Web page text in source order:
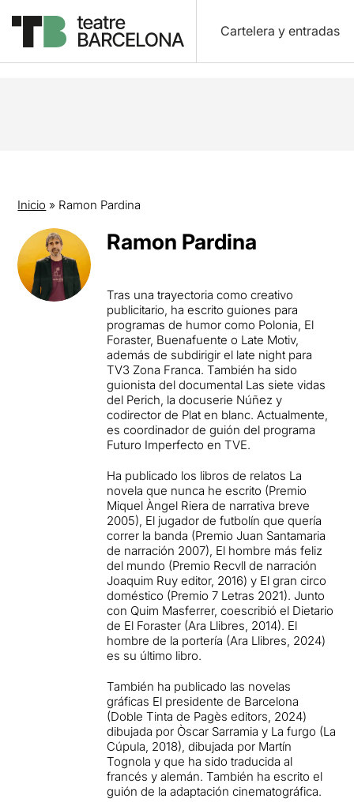
Cartelera y entradas
Inicio » Ramon Pardina
Ramon Pardina
Tras una trayectoria como creativo
publicitario, ha escrito guiones para
programas de humor como Polonia, El
Foraster, Buenafuente o Late Motiv,
además de subdirigir el late night para
TV3 Zona Franca. También ha sido
guionista del documental Las siete vidas
del Perich, la docuserie Núñez y
codirector de Plat en blanc. Actualmente,
es coordinador de guión del programa
Futuro Imperfecto en TVE.
Ha publicado los libros de relatos La
novela que nunca he escrito (Premio
Miquel Àngel Riera de narrativa breve
2005), El jugador de futbolín que quería
correr la banda (Premio Juan Santamaria
de narración 2007), El hombre más feliz
del mundo (Premio Recvll de narración
Joaquim Ruy editor, 2016) y El gran circo
doméstico (Premio 7 Letras 2021). Junto
con Quim Masferrer, coescribió el Dietario
de El Foraster (Ara Llibres, 2014). El
hombre de la portería (Ara Llibres, 2024)
es su último libro.
También ha publicado las novelas
gráficas El presidente de Barcelona
(Doble Tinta de Pagès editors, 2024)
dibujada por Òscar Sarramia y La furgo (La
Cúpula, 2018), dibujada por Martín
Tognola y que ha sido traducida al
francés y alemán. También ha escrito el
guión de la adaptación cinematográfica.